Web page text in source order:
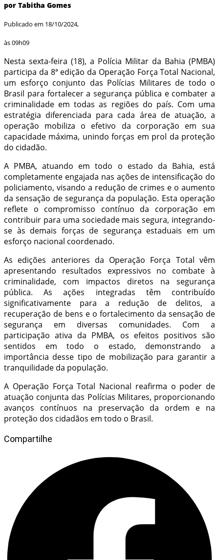
por Tabitha Gomes
Publicado em 18/10/2024,
às 09h09
Nesta sexta-feira (18), a Polícia Militar da Bahia (PMBA)
participa da 8ª edição da Operação Força Total Nacional,
um esforço conjunto das Polícias Militares de todo o
Brasil para fortalecer a segurança pública e combater a
criminalidade em todas as regiões do país. Com uma
estratégia diferenciada para cada área de atuação, a
operação mobiliza o efetivo da corporação em sua
capacidade máxima, unindo forças em prol da proteção
do cidadão.
A PMBA, atuando em todo o estado da Bahia, está
completamente engajada nas ações de intensificação do
policiamento, visando a redução de crimes e o aumento
da sensação de segurança da população. Esta operação
reflete o compromisso contínuo da corporação em
contribuir para uma sociedade mais segura, integrando-
se às demais forças de segurança estaduais em um
esforço nacional coordenado.
As edições anteriores da Operação Força Total vêm
apresentando resultados expressivos no combate à
criminalidade, com impactos diretos na segurança
pública. As ações integradas têm contribuído
significativamente para a redução de delitos, a
recuperação de bens e o fortalecimento da sensação de
segurança em diversas comunidades. Com a
participação ativa da PMBA, os efeitos positivos são
sentidos em todo o estado, demonstrando a
importância desse tipo de mobilização para garantir a
tranquilidade da população.
A Operação Força Total Nacional reafirma o poder de
atuação conjunta das Polícias Militares, proporcionando
avanços contínuos na preservação da ordem e na
proteção dos cidadãos em todo o Brasil.
Compartilhe